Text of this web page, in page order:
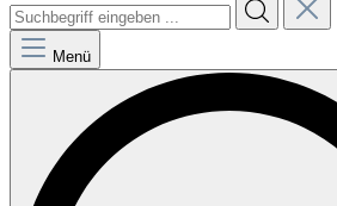
Menü